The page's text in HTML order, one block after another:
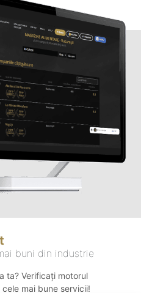
buni din industrie
ta? Verificați motorul
mai bune servicii!